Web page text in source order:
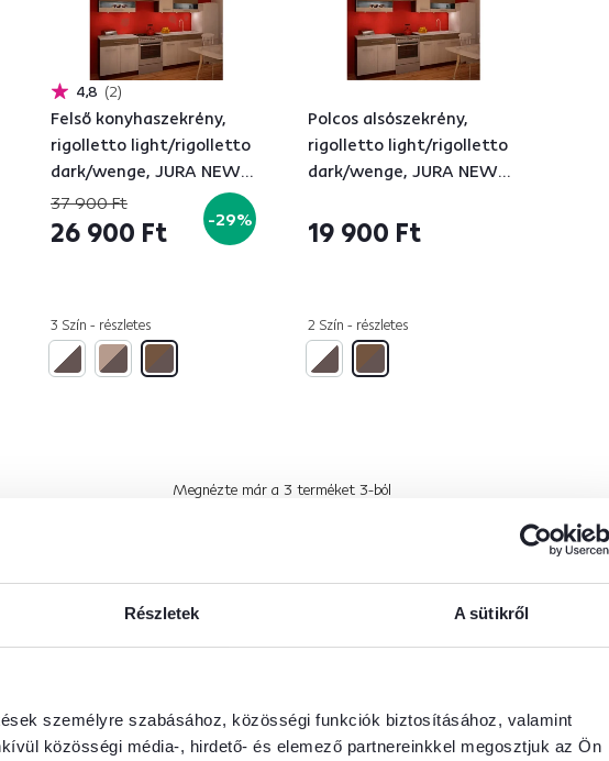
Részletek A sütikről
személyre szabásához, közösségi funkciók biztosításához, valamint
közösségi média-, hirdető- és elemező partnereinkkel megosztjuk az Ön
4,8 2
Felső konyhaszekrény,
rigolletto light/rigolletto
dark/wenge, JURA NEW
IA GW1-80
37 900 Ft
26 900 Ft -29%
3 Szín - részletes
Polcos alsószekrény,
rigolletto light/rigolletto
dark/wenge, JURA NEW
19 900 Ft
2 Szín - részletes
Megnézte már a 3 terméket 3-ból